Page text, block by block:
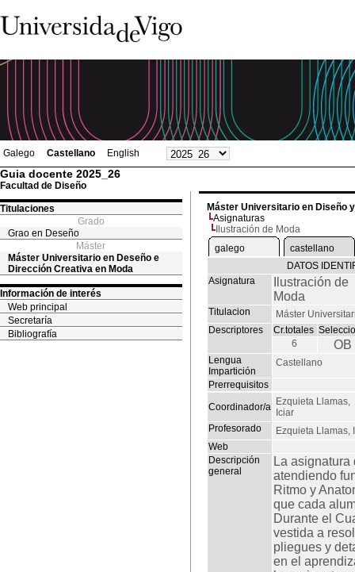
Galego Castellano English
Guia docente 2025_26
Facultad de Diseño
Titulaciones
Grado
Grao en Deseño
Máster
Máster Universitario en Deseño e
Dirección Creativa en Moda
Información de interés
Web principal
Secretaría
Bibliografía
Máster Universitario en Diseño
Asignaturas
Ilustración de Moda
galego
castellano
DATOS
Asignatura
Ilustración de
Moda
Titulacion
Máster
Descriptores
Cr.totales
6
OB
Lengua
Impartición
Castellano
Prerrequisitos
Coordinador/a Ezquieta Llamas,
Iciar
Profesorado
Ezquieta Llamas,
Web
Descripción
general
La
atendiendo
Ritmo y
que cada
Durante el
vestida a
pliegues y
en el